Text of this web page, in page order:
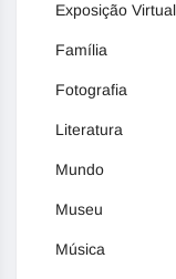
Exposição Virtual
Família
Fotografia
Literatura
Mundo
Museu
Música